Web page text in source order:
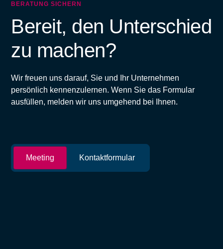
BERATUNG SICHERN
Bereit, den Unterschied
zu machen?
Wir freuen uns darauf, Sie und Ihr Unternehmen
persönlich kennenzulernen. Wenn Sie das Formular
ausfüllen, melden wir uns umgehend bei Ihnen.
Meeting Kontaktformular